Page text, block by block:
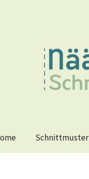
Schnittmuster